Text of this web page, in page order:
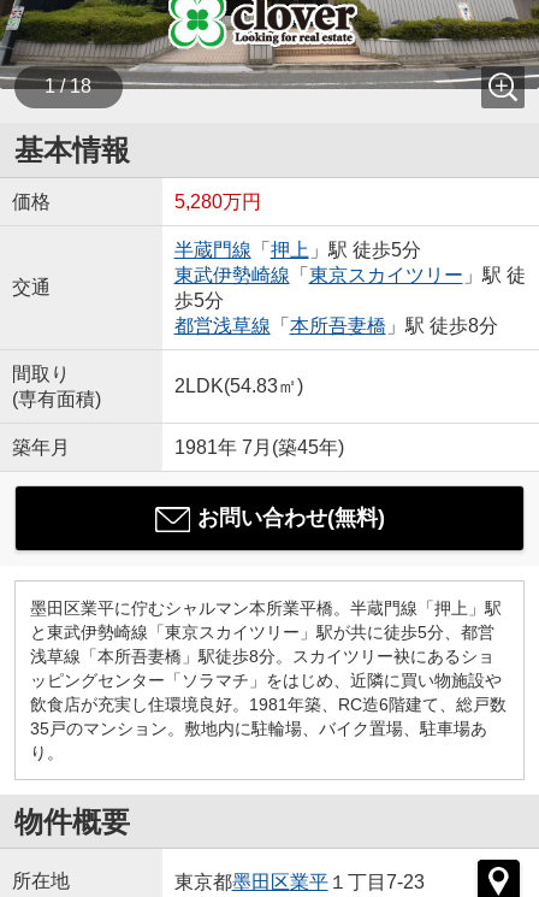
1 / 18
基本情報
価格 5,280万円
交通
半蔵門線 「 押上 」駅 徒歩5分
東武伊勢崎線 「 東京スカイツリー 」駅 徒
歩5分
都営浅草線 「 本所吾妻橋 」駅 徒歩8分
間取り
(専有面積)
2LDK(54.83㎡)
築年月 1981年 7月(築45年)
お問い合わせ(無料)
墨田区業平に佇むシャルマン本所業平橋。半蔵門線「押上」駅
と東武伊勢崎線「東京スカイツリー」駅が共に徒歩5分、都営
浅草線「本所吾妻橋」駅徒歩8分。スカイツリー袂にあるショ
ッピングセンター「ソラマチ」をはじめ、近隣に買い物施設や
飲食店が充実し住環境良好。1981年築、RC造6階建て、総戸数
35戸のマンション。敷地内に駐輪場、バイク置場、駐車場あ
り。
物件概要
所在地 東京都墨田区業平１丁目7-23